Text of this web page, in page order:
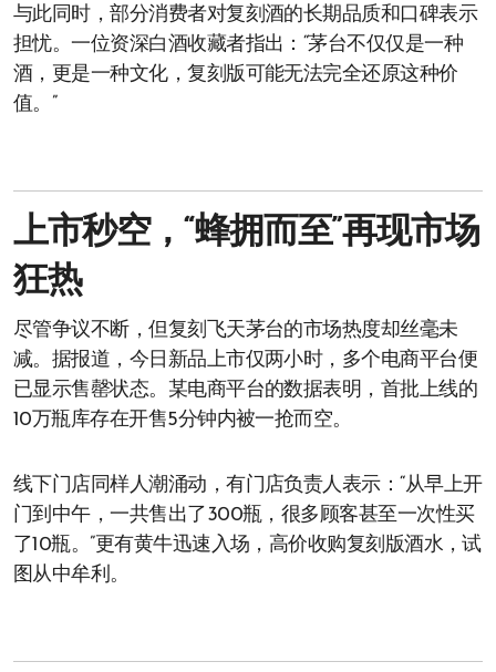
与此同时，部分消费者对复刻酒的长期品质和口碑表示
担忧。一位资深白酒收藏者指出：“茅台不仅仅是一种
酒，更是一种文化，复刻版可能无法完全还原这种价
值。”
上市秒空，“蜂拥而至”再现市场
狂热
尽管争议不断，但复刻飞天茅台的市场热度却丝毫未
减。据报道，今日新品上市仅两小时，多个电商平台便
已显示售罄状态。某电商平台的数据表明，首批上线的
10万瓶库存在开售5分钟内被一抢而空。
线下门店同样人潮涌动，有门店负责人表示：“从早上开
门到中午，一共售出了300瓶，很多顾客甚至一次性买
了10瓶。”更有黄牛迅速入场，高价收购复刻版酒水，试
图从中牟利。